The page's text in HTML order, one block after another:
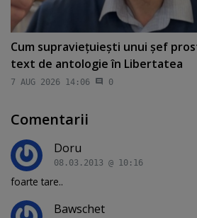
Cum supravieţuieşti unui şef
text de antologie în Libertatea
7 AUG 2026 14:06 0
Comentarii
Doru
08.03.2013 @ 10:16
foarte tare..
Bawschet